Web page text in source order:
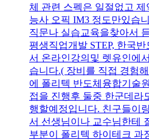
체 관련 스펙은 일절없고 제
능사 오픽 IM3 정도만있습
직문나 실습교육을찾아서
평생직업개발 STEP, 한국
서 온라인강의및 렛유인에
습니다.( 장비를 직접 경험
에 폴리텍 반도체융합기술
접을 진행후 둘중 한군데라
행할예정입니다. 친구들이
서 선생님이나 교수님한테
부분이 폴리텍 하이테크 과